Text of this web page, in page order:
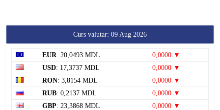
Curs valutar: 09 Aug 2026
EUR: 20,0493 MDL
0,0000 ▼
USD: 17,3737 MDL
0,0000 ▼
RON: 3,8154 MDL
0,0000 ▼
RUB: 0,2137 MDL
0,0000 ▼
GBP: 23,3868 MDL
0,0000 ▼